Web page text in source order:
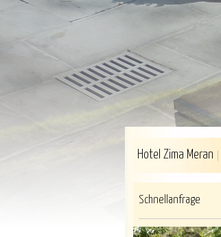
Hotel Zima Meran
Schnellanfrage